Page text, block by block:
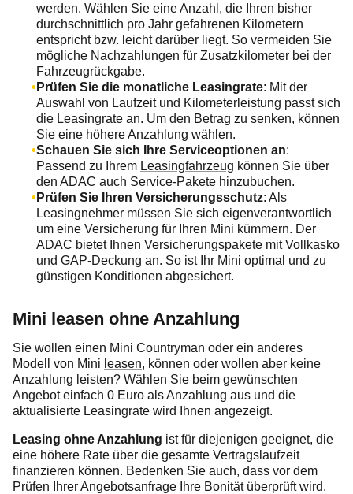
werden. Wählen Sie eine Anzahl, die Ihren bisher
durchschnittlich pro Jahr gefahrenen Kilometern
entspricht bzw. leicht darüber liegt. So vermeiden Sie
mögliche Nachzahlungen für Zusatzkilometer bei der
Fahrzeugrückgabe.
Prüfen Sie die monatliche Leasingrate: Mit der
Auswahl von Laufzeit und Kilometerleistung passt sich
die Leasingrate an. Um den Betrag zu senken, können
Sie eine höhere Anzahlung wählen.
Schauen Sie sich Ihre Serviceoptionen an:
Passend zu Ihrem Leasingfahrzeug können Sie über
den ADAC auch Service-Pakete hinzubuchen.
Prüfen Sie Ihren Versicherungsschutz: Als
Leasingnehmer müssen Sie sich eigenverantwortlich
um eine Versicherung für Ihren Mini kümmern. Der
ADAC bietet Ihnen Versicherungspakete mit Vollkasko
und GAP-Deckung an. So ist Ihr Mini optimal und zu
günstigen Konditionen abgesichert.
Mini leasen ohne Anzahlung
Sie wollen einen Mini Countryman oder ein anderes
Modell von Mini leasen, können oder wollen aber keine
Anzahlung leisten? Wählen Sie beim gewünschten
Angebot einfach 0 Euro als Anzahlung aus und die
aktualisierte Leasingrate wird Ihnen angezeigt.
Leasing ohne Anzahlung ist für diejenigen geeignet, die
eine höhere Rate über die gesamte Vertragslaufzeit
finanzieren können. Bedenken Sie auch, dass vor dem
Prüfen Ihrer Angebotsanfrage Ihre Bonität überprüft wird.